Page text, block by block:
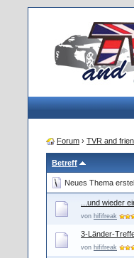
Forum › TVR and
Betreff
Neues Thema
...und wieder
von hififreak
3-Länder-
von hififreak